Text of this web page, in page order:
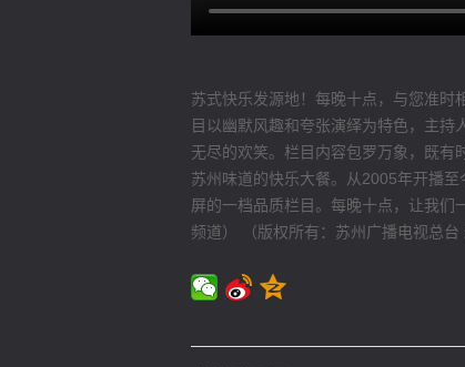
苏式快乐发源地！每晚十点，与您准时
目以幽默风趣和夸张演绎为特色，主持
无尽的欢笑。栏目内容包罗万象，既有
苏州味道的快乐大餐。从2005年开播
屏的一档品质栏目。每晚十点，让我们
频道） （版权所有：苏州广播电视总台